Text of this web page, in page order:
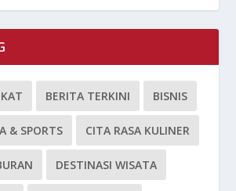
BERITA TERKINI BISNIS
& SPORTS CITA RASA KULINER
DESTINASI WISATA